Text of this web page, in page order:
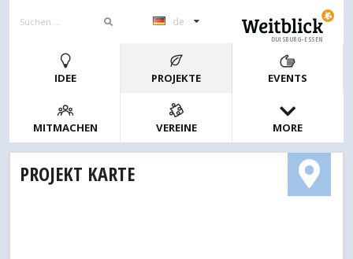
de
DUISBURG-ESSEN
IDEE PROJEKTE EVENTS
MITMACHEN VEREINE MORE
PROJEKT KARTE